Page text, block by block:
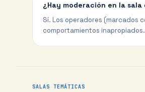
¿Hay moderación en la sala
Sí. Los operadores (marcados
comportamientos inapropiados.
SALAS TEMÁTICAS